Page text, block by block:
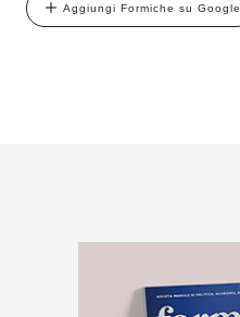
Aggiungi Formiche su Google